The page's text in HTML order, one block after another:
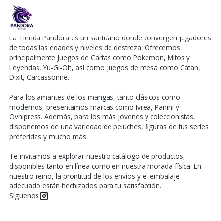
La Tienda Pandora es un santuario donde convergen jugadores
de todas las edades y niveles de destreza. Ofrecemos
principalmente Juegos de Cartas como Pokémon, Mitos y
Leyendas, Yu-Gi-Oh, así como juegos de mesa como Catan,
Dixit, Carcassonne.
Para los amantes de los mangas, tanto clásicos como
modernos, presentamos marcas como Ivrea, Panini y
Ovnipress. Además, para los más jóvenes y coleccionistas,
disponemos de una variedad de peluches, figuras de tus series
preferidas y mucho más.
Te invitamos a explorar nuestro catálogo de productos,
disponibles tanto en línea como en nuestra morada física. En
nuestro reino, la prontitud de los envíos y el embalaje
adecuado están hechizados para tu satisfacción.
Síguenos